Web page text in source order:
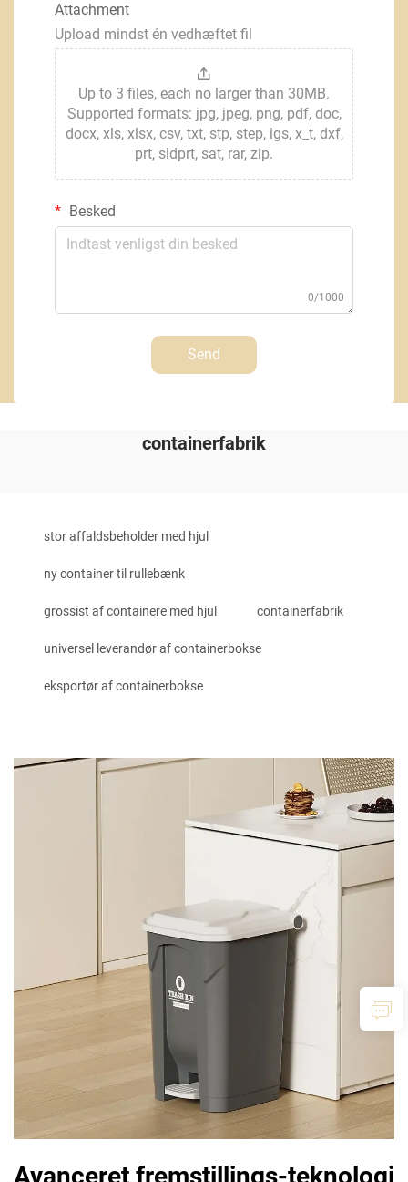
Attachment
Upload mindst én vedhæftet fil
Up to 3 files, each no larger than 30MB.
Supported formats: jpg, jpeg, png, pdf, doc,
docx, xls, xlsx, csv, txt, stp, step, igs, x_t, dxf,
prt, sldprt, sat, rar, zip.
Besked
0/1000
Send
containerfabrik
stor affaldsbeholder med hjul
ny container til rullebænk
grossist af containere med hjul containerfabrik
universel leverandør af containerbokse
eksportør af containerbokse